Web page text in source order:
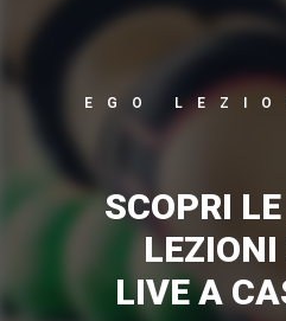
EGO
SCOPRI
LIVE A